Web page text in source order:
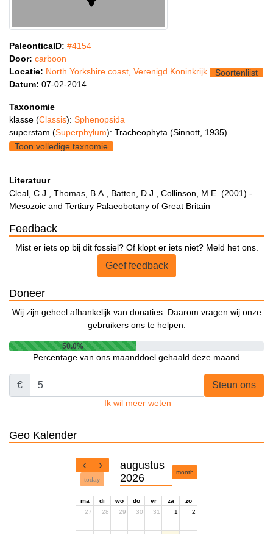
PaleonticaID: #4154
Door: carboon
Locatie: North Yorkshire coast, Verenigd Koninkrijk
Soortenlijst
Datum: 07-02-2014
Taxonomie
klasse (Classis): Sphenopsida
superstam (Superphylum): Tracheophyta (Sinnott, 1935)
Toon volledige taxnomie
Literatuur
Cleal, C.J., Thomas, B.A., Batten, D.J., Collinson, M.E. (2001) -
Mesozoic and Tertiary Palaeobotany of Great Britain
Feedback
Mist er iets op bij dit fossiel? Of klopt er iets niet? Meld het ons.
Geef feedback
Doneer
Wij zijn geheel afhankelijk van donaties. Daarom vragen wij onze
gebruikers ons te helpen.
50.0%
Percentage van ons maanddoel gehaald deze maand
€ Steun ons
Ik wil meer weten
Geo Kalender
today
augustus
2026
month
ma di wo do vr za
zo
27
28 29 30 31 1 2